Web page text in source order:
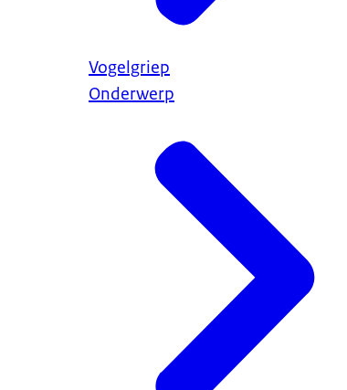
Vogelgriep
Onderwerp